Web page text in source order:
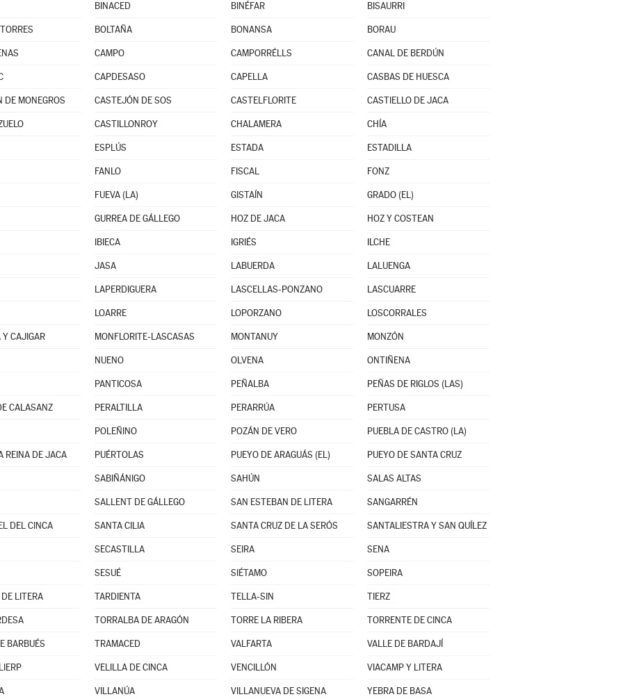
BINACED BINÉFAR BISAURRI
BOLTAÑA BONANSA BORAU
CAMPO CAMPORRÉLLS CANAL DE BERDÚN
CAPDESASO CAPELLA CASBAS DE HUESCA
DE MONEGROS CASTEJÓN DE SOS CASTELFLORITE CASTIELLO DE JACA
CASTILLONROY CHALAMERA CHÍA
ESPLÚS ESTADA ESTADILLA
FANLO FISCAL FONZ
FUEVA (LA) GISTAÍN GRADO (EL)
GURREA DE GÁLLEGO HOZ DE JACA HOZ Y COSTEAN
IBIECA IGRIÉS ILCHE
JASA LABUERDA LALUENGA
LAPERDIGUERA LASCELLAS-PONZANO LASCUARRE
LOARRE LOPORZANO LOSCORRALES
Y CAJIGAR MONFLORITE-LASCASAS MONTANUY MONZÓN
NUENO OLVENA ONTIÑENA
PANTICOSA PEÑALBA PEÑAS DE RIGLOS (LAS)
CALASANZ PERALTILLA PERARRÚA PERTUSA
POLEÑINO POZÁN DE VERO PUEBLA DE CASTRO (LA)
REINA DE JACA PUÉRTOLAS PUEYO DE ARAGUÁS (EL) PUEYO DE SANTA CRUZ
SABIÑÁNIGO SAHÚN SALAS ALTAS
SALLENT DE GÁLLEGO SAN ESTEBAN DE LITERA SANGARRÉN
DEL CINCA SANTA CILIA SANTA CRUZ DE LA SERÓS SANTALIESTRA Y SAN QUÍLEZ
SECASTILLA SEIRA SENA
SESUÉ SIÉTAMO SOPEIRA
LITERA TARDIENTA TELLA-SIN TIERZ
TORRALBA DE ARAGÓN TORRE LA RIBERA TORRENTE DE CINCA
BARBUÉS TRAMACED VALFARTA VALLE DE BARDAJÍ
VELILLA DE CINCA VENCILLÓN VIACAMP Y LITERA
VILLANÚA VILLANUEVA DE SIGENA YEBRA DE BASA